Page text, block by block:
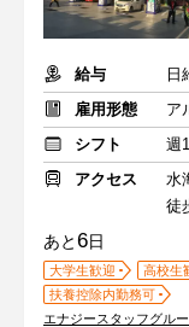
給与
日
雇用形態
ア
シフト
週
アクセス
水
徒
あと6日
大学生歓迎 高校生
扶養控除内勤務可
エナジースタッフグル